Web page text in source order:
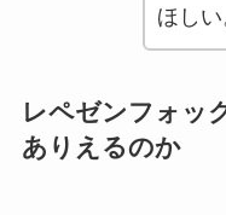
ほしい
レペゼンフォッ
ありえるのか